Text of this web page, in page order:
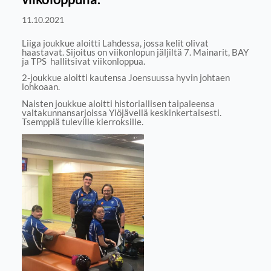
11.10.2021
Liiga joukkue aloitti Lahdessa, jossa kelit olivat
haastavat. Sijoitus on viikonlopun jäljiltä 7. Mainarit, BAY
ja TPS hallitsivat viikonloppua.
2-joukkue aloitti kautensa Joensuussa hyvin johtaen
lohkoaan.
Naisten joukkue aloitti historiallisen taipaleensa
valtakunnansarjoissa Ylöjävellä keskinkertaisesti.
Tsemppiä tuleville kierroksille.